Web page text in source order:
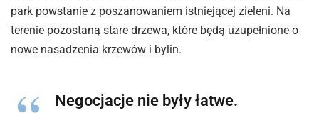
park powstanie z poszanowaniem istniejącej zieleni. Na
terenie pozostaną stare drzewa, które będą uzupełnione o
nowe nasadzenia krzewów i bylin.
Negocjacje nie były łatwe.